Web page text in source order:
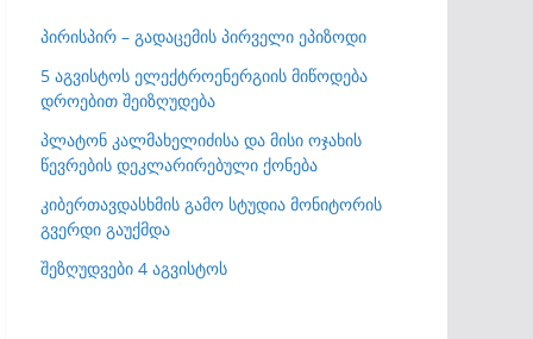
პირისპირ – გადაცემის პირველი ეპიზოდი
5 აგვისტოს ელექტროენერგიის მიწოდება
დროებით შეიზღუდება
პლატონ კალმახელიძისა და მისი ოჯახის
წევრების დეკლარირებული ქონება
კიბერთავდასხმის გამო სტუდია მონიტორის
გვერდი გაუქმდა
შეზღუდვები 4 აგვისტოს